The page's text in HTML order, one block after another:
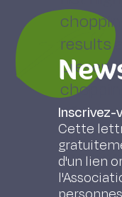
results
of the
and the
Inscrivez-
Cette
d'un lien